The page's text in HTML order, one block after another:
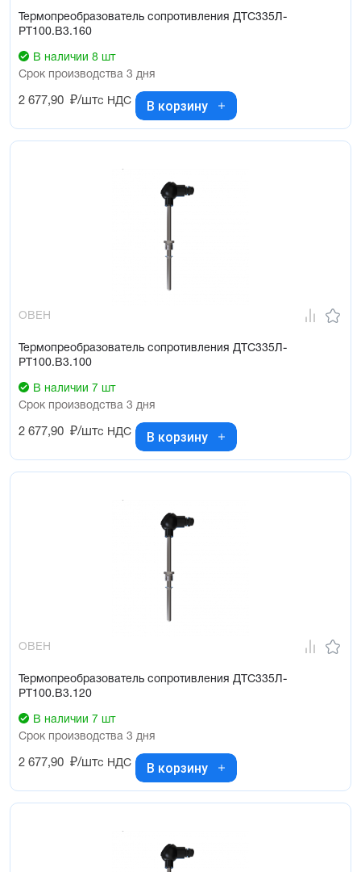
Термопреобразователь сопротивления ДТС335Л-
РТ100.В3.160
В наличии 8 шт
Срок производства 3 дня
2 677,90 ₽/штс НДС В корзину
ОВЕН
Термопреобразователь сопротивления ДТС335Л-
РТ100.В3.100
В наличии 7 шт
Срок производства 3 дня
2 677,90 ₽/штс НДС В корзину
ОВЕН
Термопреобразователь сопротивления ДТС335Л-
РТ100.В3.120
В наличии 7 шт
Срок производства 3 дня
2 677,90 ₽/штс НДС В корзину